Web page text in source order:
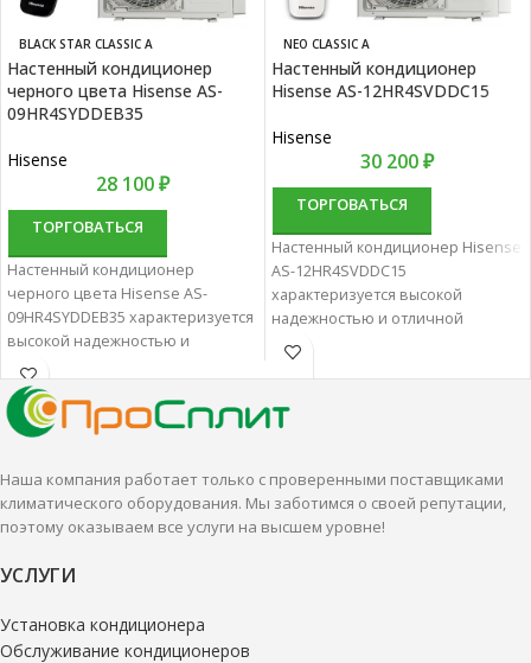
BLACK STAR CLASSIC A
Настенный кондиционер
черного цвета Hisense AS-
09HR4SYDDEB35
Hisense
28 100₽
ТОРГОВАТЬСЯ
Настенный кондиционер
черного цвета Hisense AS-
09HR4SYDDEB35 характеризуется
высокой надежностью и
отличной
производительностью.
Настенные сплит-системы лучше
всего подходят для
и средних помещений.
NEO CLASSIC A
Настенный кондиционер
Hisense AS-12HR4SVDDC15
Hisense
30 200₽
ТОРГОВАТЬСЯ
Настенный кондиционер Hisense
AS-12HR4SVDDC15
характеризуется высокой
надежностью и отличной
производительностью.
Настенные сплит-системы лучше
кондиционирования небольших
Наша компания работает только с проверенными поставщиками
климатического оборудования. Мы заботимся о своей репутации,
поэтому оказываем все услуги на высшем уровне!
УСЛУГИ
Установка кондиционера
Обслуживание кондиционеров